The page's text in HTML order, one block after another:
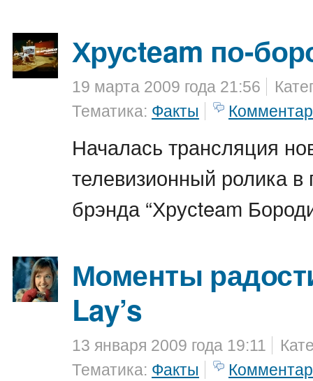
Хрусteam по-
19 марта 2009 года 21:56
Тематика: Факты
Началась трансляция
телевизионный ролика в
брэнда “Хрусteam
Моменты
Lay’s
13 января 2009 года 19:11
Тематика: Факты